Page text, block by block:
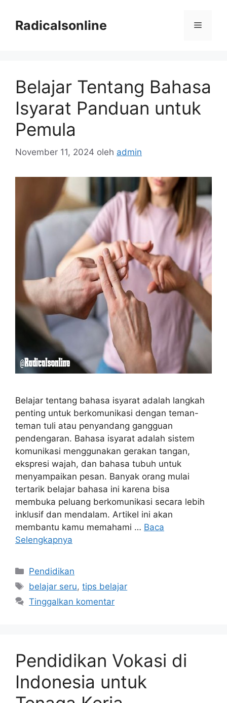
Radicalsonline Menu
Belajar Tentang Bahasa
Isyarat Panduan untuk
Pemula
November 11, 2024 oleh admin
Belajar tentang bahasa isyarat adalah langkah
penting untuk berkomunikasi dengan teman-
teman tuli atau penyandang gangguan
pendengaran. Bahasa isyarat adalah sistem
komunikasi menggunakan gerakan tangan,
ekspresi wajah, dan bahasa tubuh untuk
menyampaikan pesan. Banyak orang mulai
tertarik belajar bahasa ini karena bisa
membuka peluang berkomunikasi secara lebih
inklusif dan mendalam. Artikel ini akan
membantu kamu memahami … Baca
Selengkapnya
Kategori
Pendidikan
Tag
belajar seru,tips belajar
Tinggalkan komentar
Pendidikan Vokasi di
Indonesia untuk